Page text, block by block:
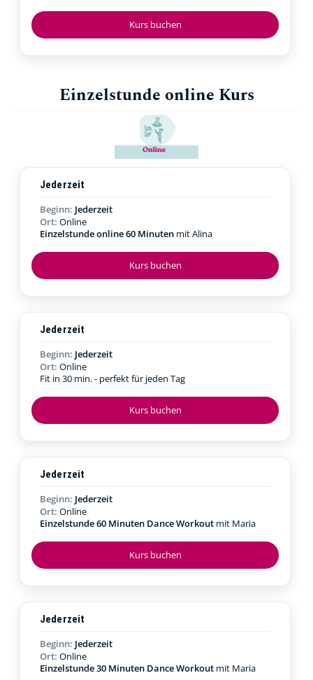
Kurs buchen
Einzelstunde online Kurs
Kurs buchen
Jederzeit
Beginn: Jederzeit
Ort: Online
Einzelstunde online 60 Minuten mit Alina
Kurs buchen
Jederzeit
Beginn: Jederzeit
Ort: Online
Fit in 30 min. - perfekt für jeden Tag
Kurs buchen
Jederzeit
Beginn: Jederzeit
Ort: Online
Einzelstunde 60 Minuten Dance Workout mit Maria
Jederzeit
Beginn: Jederzeit
Ort: Online
Einzelstunde 30 Minuten Dance Workout mit Maria